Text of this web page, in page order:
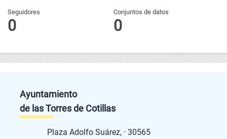
Seguidores
0
Conjuntos de datos
0
Ayuntamiento
de las Torres de Cotillas
Plaza Adolfo Suárez, · 30565